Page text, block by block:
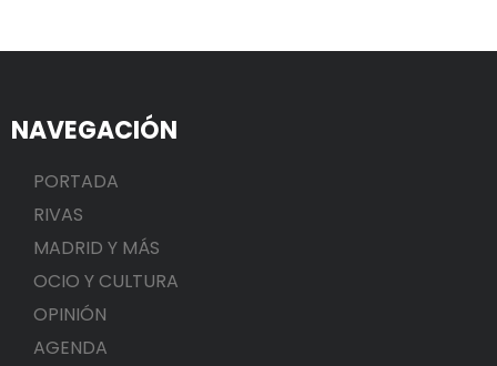
NAVEGACIÓN
PORTADA
RIVAS
MADRID Y MÁS
OCIO Y CULTURA
OPINIÓN
AGENDA